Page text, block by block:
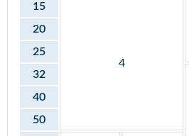
15
4
20
25
32
40
50